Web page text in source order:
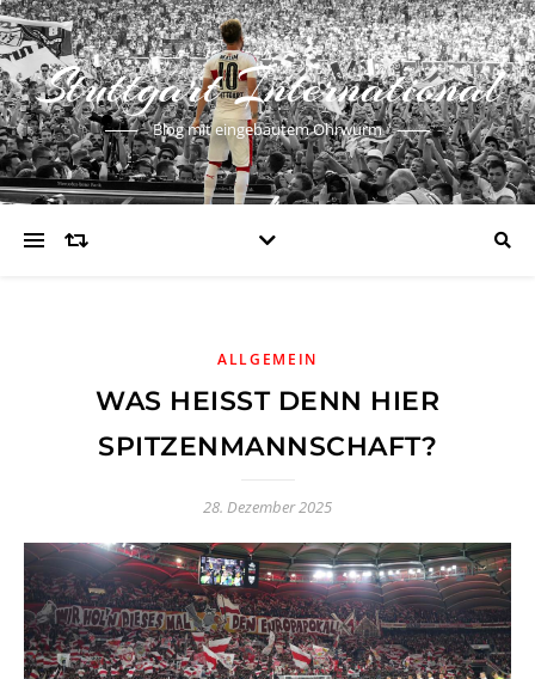
Stuttgart International
Blog mit eingebautem Ohrwurm
ALLGEMEIN
WAS HEISST DENN HIER S
PITZENMANNSCHAFT?
28. Dezember 2025